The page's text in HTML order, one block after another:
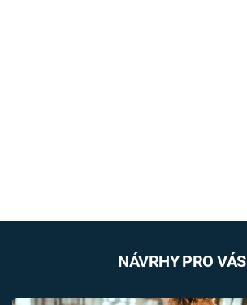
NÁVRHY PRO VÁS